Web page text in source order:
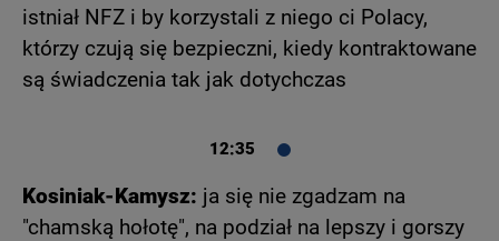
istniał NFZ i by korzystali z niego ci Polacy,
którzy czują się bezpieczni, kiedy kontraktowane
są świadczenia tak jak dotychczas
12:35
Kosiniak-Kamysz: ja się nie zgadzam na
"chamską hołotę", na podział na lepszy i gorszy